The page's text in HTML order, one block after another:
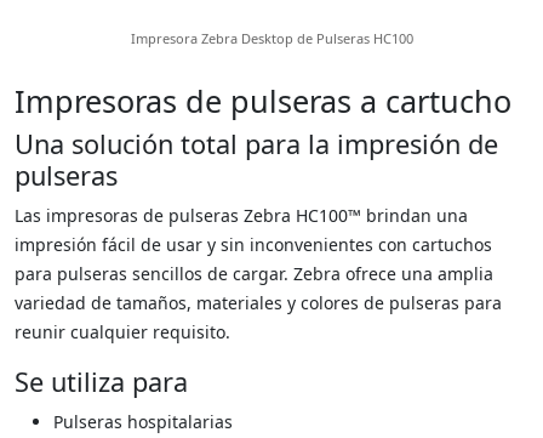
Impresora Zebra Desktop de Pulseras HC100
Impresoras de pulseras a cartucho
Una solución total para la impresión de
pulseras
Las impresoras de pulseras Zebra HC100™ brindan una
impresión fácil de usar y sin inconvenientes con cartuchos
para pulseras sencillos de cargar. Zebra ofrece una amplia
variedad de tamaños, materiales y colores de pulseras para
reunir cualquier requisito.
Se utiliza para
Pulseras hospitalarias